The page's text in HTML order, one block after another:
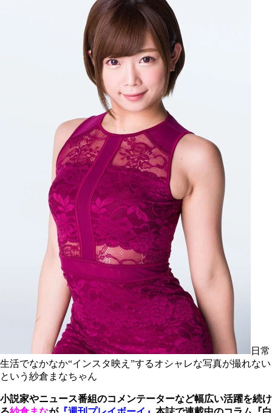
日常
生活でなかなか“インスタ映え”するオシャレな写真が撮れない
という紗倉まなちゃん
小説家やニュース番組のコメンテーターなど幅広い活躍を続け